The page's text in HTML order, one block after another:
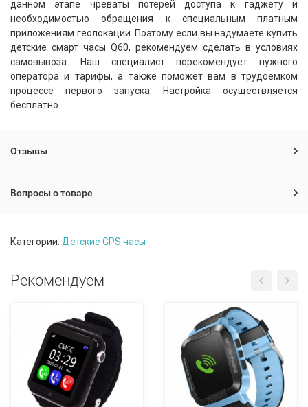
данном этапе чреваты потерей доступа к гаджету и
необходимостью обращения к специальным платным
приложениям геолокации. Поэтому если вы надумаете купить
детские смарт часы Q60, рекомендуем сделать в условиях
самовывоза. Наш специалист порекомендует нужного
оператора и тарифы, а также поможет вам в трудоемком
процессе первого запуска. Настройка осуществляется
бесплатно.
Отзывы
Вопросы о товаре
Категории: Детские GPS часы
Рекомендуем